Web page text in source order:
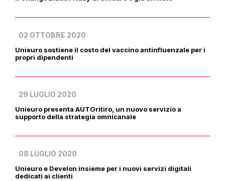
02 OTTOBRE 2020
Unieuro sostiene il costo del vaccino antinfluenzale per i
propri dipendenti
29 LUGLIO 2020
Unieuro presenta AUTOritiro, un nuovo servizio a
supporto della strategia omnicanale
08 LUGLIO 2020
Unieuro e Develon insieme per i nuovi servizi digitali
dedicati ai clienti